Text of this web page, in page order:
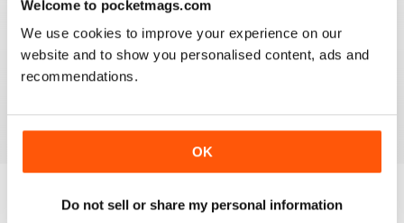
Welcome to pocketmags.com
We use cookies to improve your experience on our
website and to show you personalised content, ads and
recommendations.
OK
Do not sell or share my personal information
HIGH STANDARD MILITARY MODELLING
MAGAZINE
High Standard Military Modelling Magazine
Recensito 22 novembre 2018